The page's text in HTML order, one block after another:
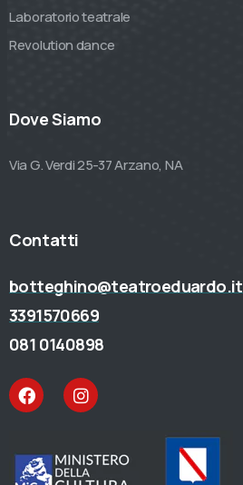
Laboratorio teatrale
Revolution dance
Dove Siamo
Via G. Verdi 25-37 Arzano, NA
Contatti
botteghino@teatroeduardo.it
3391570669
081 0140898